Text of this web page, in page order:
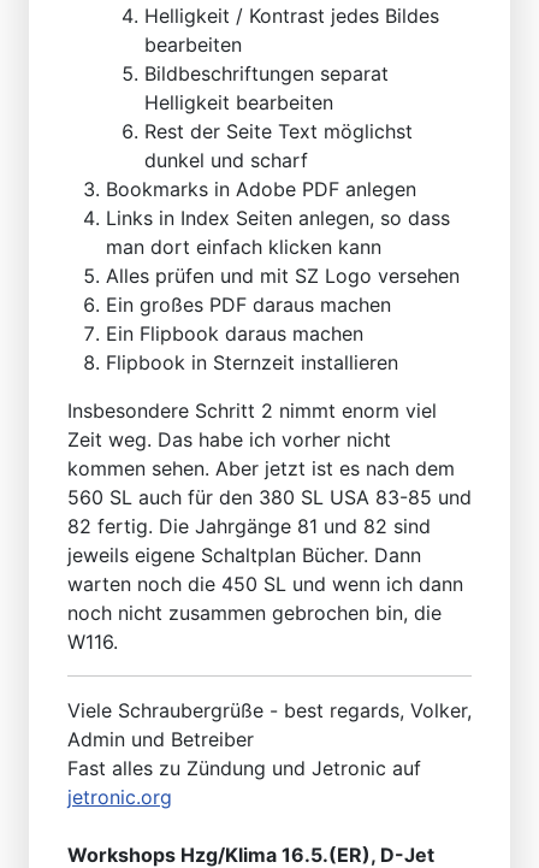
Helligkeit / Kontrast jedes Bildes
bearbeiten
Bildbeschriftungen separat
Helligkeit bearbeiten
Rest der Seite Text möglichst
dunkel und scharf
Bookmarks in Adobe PDF anlegen
Links in Index Seiten anlegen, so dass
man dort einfach klicken kann
Alles prüfen und mit SZ Logo versehen
Ein großes PDF daraus machen
Ein Flipbook daraus machen
Flipbook in Sternzeit installieren
Insbesondere Schritt 2 nimmt enorm viel
Zeit weg. Das habe ich vorher nicht
kommen sehen. Aber jetzt ist es nach dem
560 SL auch für den 380 SL USA 83-85 und
82 fertig. Die Jahrgänge 81 und 82 sind
jeweils eigene Schaltplan Bücher. Dann
warten noch die 450 SL und wenn ich dann
noch nicht zusammen gebrochen bin, die
W116.
Viele Schraubergrüße - best regards, Volker,
Admin und Betreiber
Fast alles zu Zündung und Jetronic auf
jetronic.org
Workshops Hzg/Klima 16.5.(ER), D-Jet